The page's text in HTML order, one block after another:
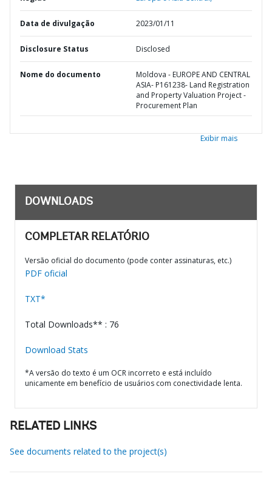
Data de divulgação 2023/01/11
Disclosure Status Disclosed
Nome do documento
Moldova - EUROPE AND CENTRAL
ASIA- P161238- Land Registration
and Property Valuation Project -
Procurement Plan
Exibir mais
DOWNLOADS
COMPLETAR RELATÓRIO
Versão oficial do documento (pode conter assinaturas, etc.)
PDF oficial
TXT*
Total Downloads** : 76
Download Stats
*A versão do texto é um OCR incorreto e está incluído
unicamente em benefício de usuários com conectividade lenta.
RELATED LINKS
See documents related to the project(s)